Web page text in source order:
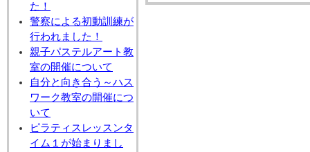
た！
警察による初動訓練が
行われました！
親子パステルアート教
室の開催について
自分と向き合う～ハス
ワーク教室の開催につ
いて
ピラティスレッスンタ
イム１が始まりまし